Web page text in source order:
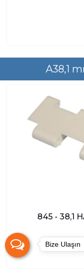
A38,1
845 - 38,1
Bize Ulaşın